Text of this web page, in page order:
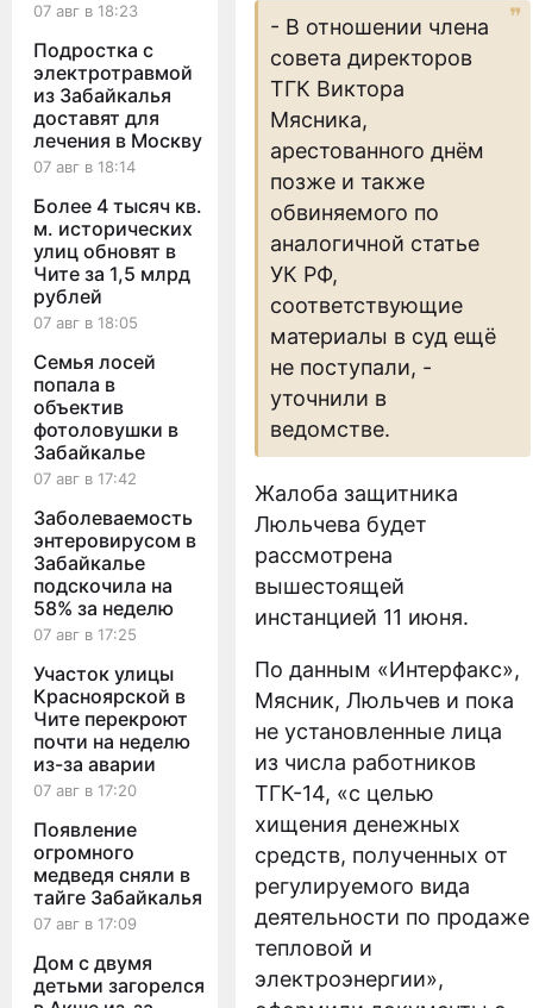
07 авг в 18:23
Подростка с
электротравмой
из Забайкалья
доставят для
лечения в Москву
07 авг в 18:14
Более 4 тысяч кв.
м. исторических
улиц обновят в
Чите за 1,5 млрд
рублей
07 авг в 18:05
Семья лосей
попала в
объектив
фотоловушки в
Забайкалье
07 авг в 17:42
Заболеваемость
энтеровирусом в
Забайкалье
подскочила на
58% за неделю
07 авг в 17:25
Участок улицы
Красноярской в
Чите перекроют
почти на неделю
из-за аварии
07 авг в 17:20
Появление
огромного
медведя сняли в
тайге Забайкалья
07 авг в 17:09
Дом с двумя
детьми загорелся
- В отношении члена
совета директоров
ТГК Виктора
Мясника,
арестованного днём
позже и также
обвиняемого по
аналогичной статье
УК РФ,
соответствующие
материалы в суд ещё
не поступали, -
уточнили в
ведомстве.
Жалоба защитника
Люльчева будет
рассмотрена
вышестоящей
инстанцией 11 июня.
По данным «Интерфакс»,
Мясник, Люльчев и пока
не установленные лица
из числа работников
ТГК-14, «с целью
хищения денежных
средств, полученных от
регулируемого вида
деятельности по продаже
тепловой и
электроэнергии»,